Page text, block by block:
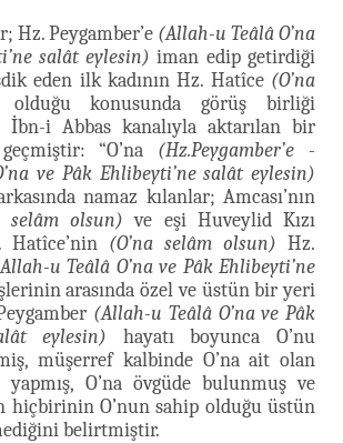
Hz. Peygamber’e (Allah-u Teâlâ O’na
salât eylesin) iman edip getirdiği
eden ilk kadının Hz. Hatîce (O’na
olduğu konusunda görüş birliği
İbn-i Abbas kanalıyla aktarılan bir
“O’na (Hz.Peygamber’e -
ve Pâk Ehlibeyti’ne salât eylesin)
namaz kılanlar; Amcası’nın
selâm olsun) ve eşi Huveylid Kızı
Hatîce’nin (O’na selâm olsun) Hz.
u Teâlâ O’na ve Pâk Ehlibeyti’ne
arasında özel ve üstün bir yeri
(Allah-u Teâlâ O’na ve Pâk
eylesin) hayatı boyunca O’nu
müşerref kalbinde O’na ait olan
O’na övgüde bulunmuş ve
hiçbirinin O’nun sahip olduğu üstün
belirtmiştir.